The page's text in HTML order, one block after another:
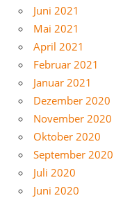
Juni 2021
Mai 2021
April 2021
Februar 2021
Januar 2021
Dezember 2020
November 2020
Oktober 2020
September 2020
Juli 2020
Juni 2020